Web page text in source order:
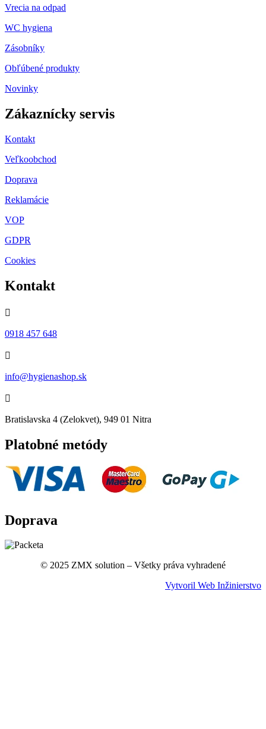
Vrecia na odpad
WC hygiena
Zásobníky
Obľúbené produkty
Novinky
Zákaznícky servis
Kontakt
Veľkoobchod
Doprava
Reklamácie
VOP
GDPR
Cookies
Kontakt

0918 457 648

info@hygienashop.sk

Bratislavska 4 (Zelokvet), 949 01 Nitra
Platobné metódy
Doprava
© 2025 ZMX solution – Všetky práva vyhradené
Vytvoril Web Inžinierstvo